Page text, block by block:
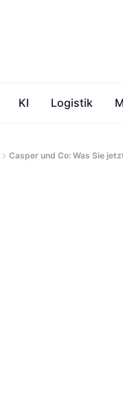
KI Logistik
Casper und Co: Was Sie